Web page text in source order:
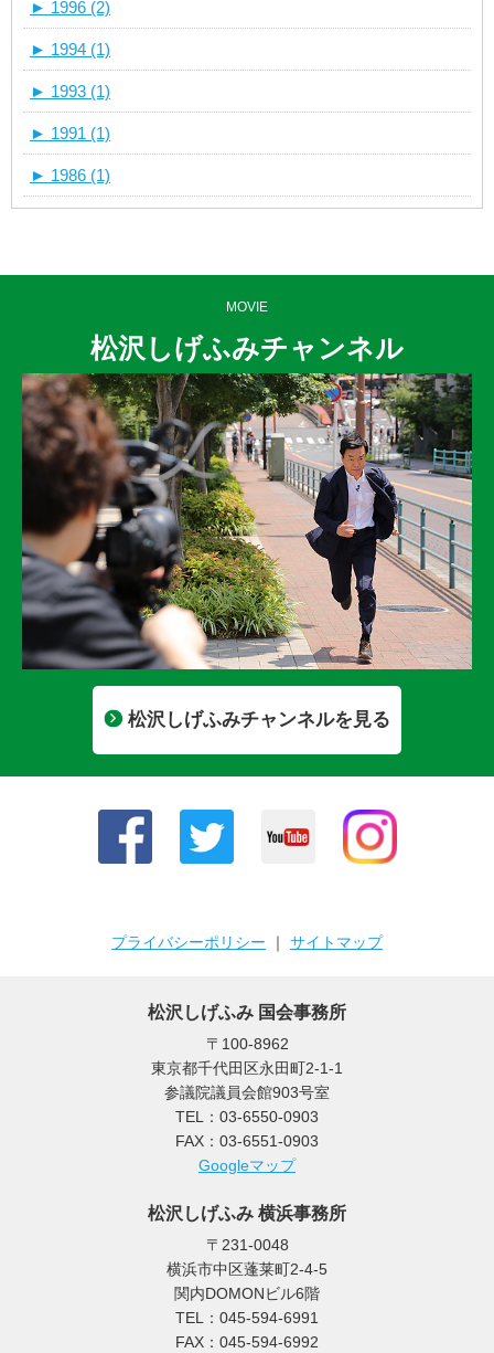
► 1996 (2)
► 1994 (1)
► 1993 (1)
► 1991 (1)
► 1986 (1)
MOVIE
松沢しげふみチャンネル
松沢しげふみチャンネルを見る
プライバシーポリシー ｜ サイトマップ
松沢しげふみ 国会事務所
〒100-8962
東京都千代田区永田町2-1-1
参議院議員会館903号室
TEL：03-6550-0903
FAX：03-6551-0903
Googleマップ
松沢しげふみ 横浜事務所
〒231-0048
横浜市中区蓬莱町2-4-5
関内DOMONビル6階
TEL：045-594-6991
FAX：045-594-6992